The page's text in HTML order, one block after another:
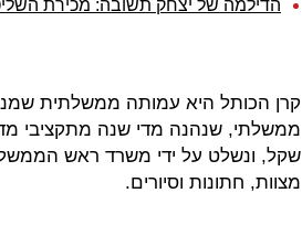
הדילמה של יצחק תשובה: מכירת
קרן הכותל היא עמותה ממשלתית
שקל, ונשלט על ידי משרד ראש
מצוות, חתונות וסיורים.